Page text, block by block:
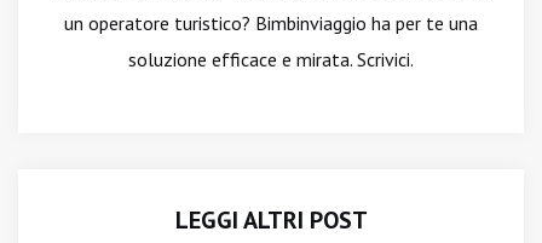
un operatore turistico? Bimbinviaggio ha per te una
soluzione efficace e mirata. Scrivici.
LEGGI ALTRI POST